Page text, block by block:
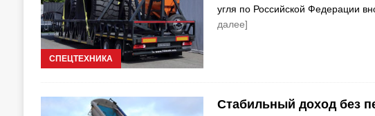
СПЕЦТЕХНИКА
угля по Российской Федерации
далее]
Стабильный доход без